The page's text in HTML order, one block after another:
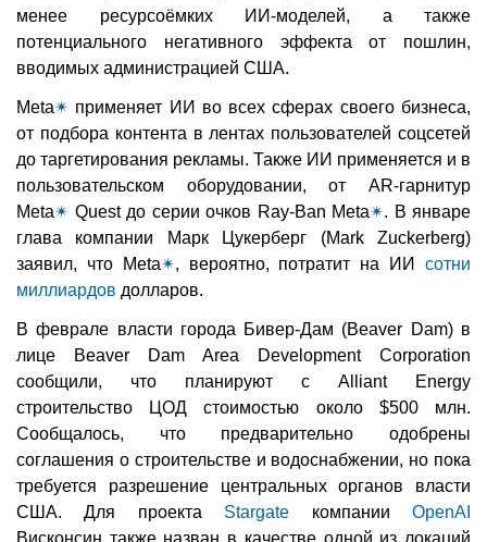
менее ресурсоёмких ИИ-моделей, а также
потенциального негативного эффекта от пошлин,
вводимых администрацией США.
Meta✴ применяет ИИ во всех сферах своего бизнеса,
от подбора контента в лентах пользователей соцсетей
до таргетирования рекламы. Также ИИ применяется и в
пользовательском оборудовании, от AR-гарнитур
Meta✴ Quest до серии очков Ray-Ban Meta✴. В январе
глава компании Марк Цукерберг (Mark Zuckerberg)
заявил, что Meta✴, вероятно, потратит на ИИсотни
миллиардов долларов.
В феврале власти города Бивер-Дам (Beaver Dam) в
лице Beaver Dam Area Development Corporation
сообщили, что планируют с Alliant Energy
строительство ЦОД стоимостью около $500 млн.
Сообщалось, что предварительно одобрены
соглашения о строительстве и водоснабжении, но пока
требуется разрешение центральных органов власти
США. Для проекта Stargate компанииOpenAI
Висконсин также назван в качестве одной из локаций